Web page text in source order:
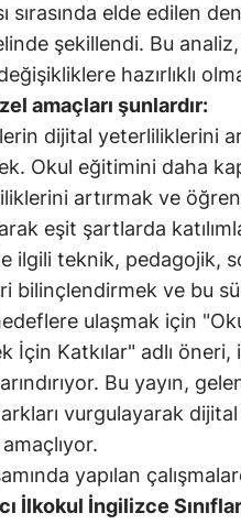
sırasında elde edilen
şekillendi. Bu
hazırlıklı
amaçları şunlardır:
dijital yeterliliklerini
Okul eğitimini daha
artırmak ve
eşit şartlarda
ilgili teknik,
bilinçlendirmek ve bu
ulaşmak için
İçin Katkılar" adlı
Bu yayın,
vurgulayarak
yapılan
İlkokul İngilizce